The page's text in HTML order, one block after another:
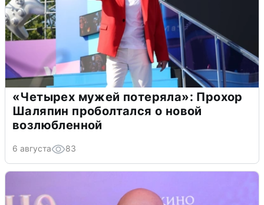
«Четырех мужей потеряла»: Прохор
Шаляпин проболтался о новой
возлюбленной
6 августа 83